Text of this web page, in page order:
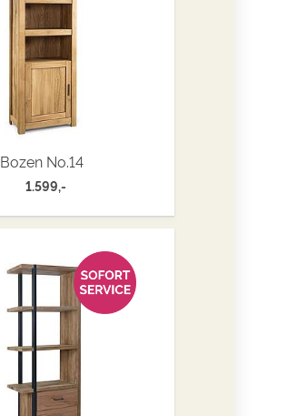
Bozen No.14
1.599,-